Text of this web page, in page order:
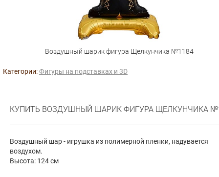
Воздушный шарик фигура Щелкунчика №1184
Категории:Фигуры на подставках и 3D
КУПИТЬ ВОЗДУШНЫЙ ШАРИК ФИГУРА ЩЕЛКУНЧИКА
Воздушный шар - игрушка из полимерной пленки, надувается
воздухом.
Высота: 124 см